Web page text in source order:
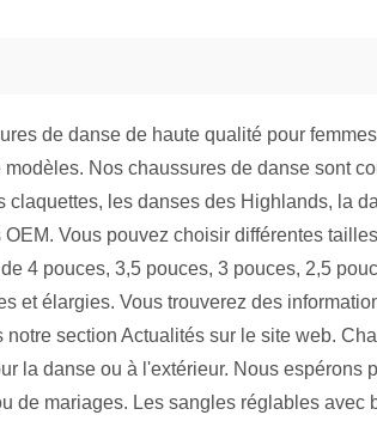
de danse de haute qualité pour
Nos chaussures de danse sont
les danses des Highlands, la
Vous pouvez choisir différentes
4 pouces, 3,5 pouces, 3 pouces, 2,5
et élargies. Vous trouverez des
section Actualités sur le site web.
la danse ou à l'extérieur. Nous
de mariages. Les sangles réglables